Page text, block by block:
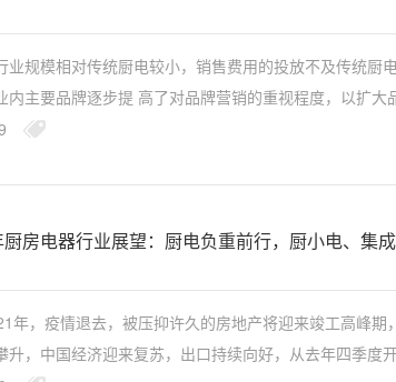
业规模相对传统厨电较小，销售费用的投放不及传统厨
内主要品牌逐步提 高了对品牌营销的重视程度，以扩大
借由先发优势逐步形成行业壁垒。从行业内主 要品牌的
年，疫情退去，被压抑许久的房地产将迎来竣工高峰期
升，中国经济迎来复苏，出口持续向好，从去年四季度